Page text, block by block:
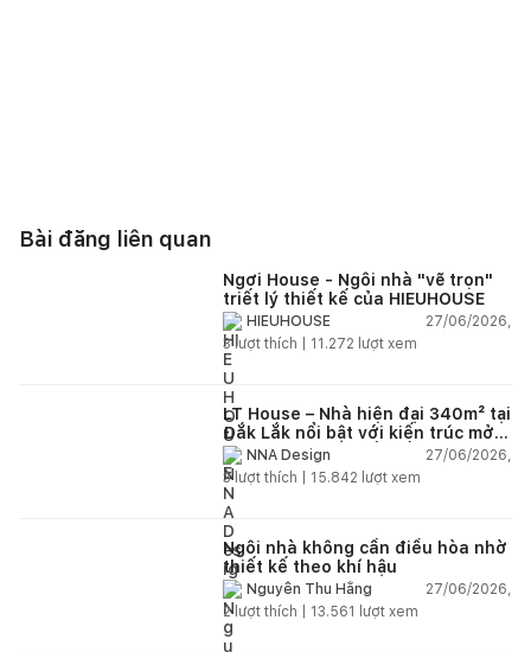
Bài đăng liên quan
Ngơi House - Ngôi nhà "vẽ trọn"
triết lý thiết kế của HIEUHOUSE
HIEUHOUSE
27/06/2026,
3lượt thích | 11.272 lượt xem
LT House – Nhà hiện đại 340m² tại
Đắk Lắk nổi bật với kiến trúc mở
và hệ sân vườn kết nối thiên
nhiên
NNA Design
27/06/2026,
3lượt thích | 15.842 lượt xem
Ngôi nhà không cần điều hòa nhờ
thiết kế theo khí hậu
Nguyễn Thu Hằng
27/06/2026,
2lượt thích | 13.561 lượt xem